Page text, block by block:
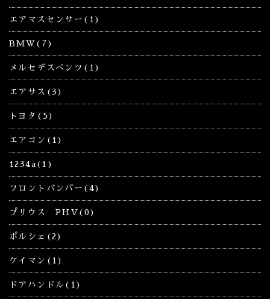
エアマスセンサー(1)
BMW(7)
メルセデスベンツ(1)
エアサス(3)
トヨタ(5)
エアコン(1)
1234a(1)
フロントバンパー(4)
プリウス PHV(0)
ポルシェ(2)
ケイマン(1)
ドアハンドル(1)